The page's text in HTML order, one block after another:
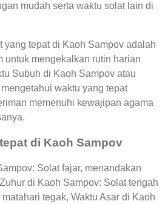
mudah serta waktu solat lain di
yang tepat di Kaoh Sampov adalah
untuk mengekalkan rutin harian
Subuh di Kaoh Sampov atau
waktu yang tepat
memenuhi kewajipan agama
di Kaoh Sampov
Solat fajar, menandakan
di Kaoh Sampov: Solat tengah
tegak, Waktu Asar di Kaoh